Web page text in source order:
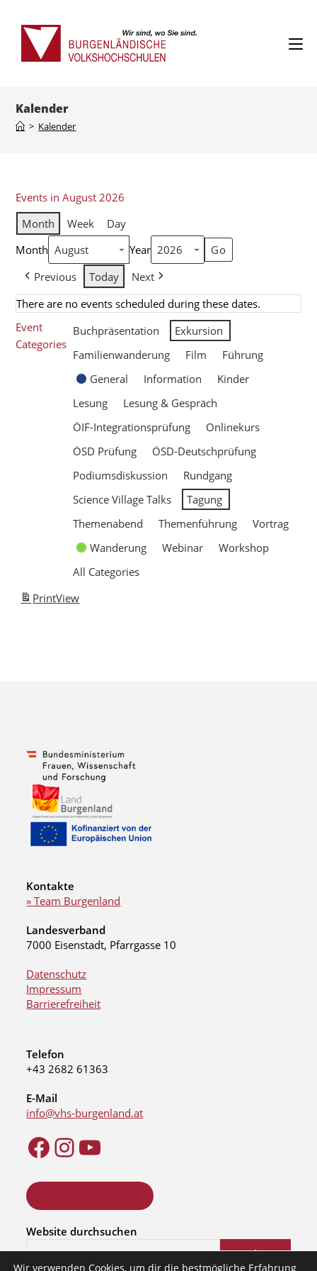
Kalender
> Kalender
Events in August 2026
Month
Week
Day
Month
Year
Previous
Today
Next
There are no events scheduled during these dates.
Event
Categories
Buchpräsentation
Exkursion
Familienwanderung
Film
Führung
General
Information
Kinder
Lesung
Lesung & Gespräch
ÖIF-Integrationsprüfung
Onlinekurs
ÖSD Prüfung
ÖSD-Deutschprüfung
Podiumsdiskussion
Rundgang
Science Village Talks
Tagung
Themenabend
Themenführung
Vortrag
Wanderung
Webinar
Workshop
All Categories
PrintView
Kontakte
» Team Burgenland
Landesverband
7000 Eisenstadt, Pfarrgasse 10
Datenschutz
Impressum
Barrierefreiheit
Telefon
+43 2682 61363
E-Mail
info@vhs-burgenland.at
Website durchsuchen
Suchen
Wir verwenden Cookies, um dir die bestmögliche Erfahrung